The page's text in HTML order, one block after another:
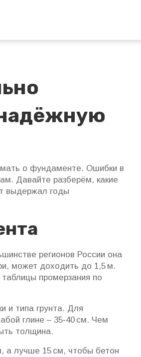
надёжную
о фундаменте. Ошибки в
Давайте разберём, какие
выдержал годы
регионов России она
может доходить до 1,5 м.
промерзания по
и типа грунта. Для
глине – 35‑40 см. Чем
толщина.
а лучше 15 см, чтобы бетон